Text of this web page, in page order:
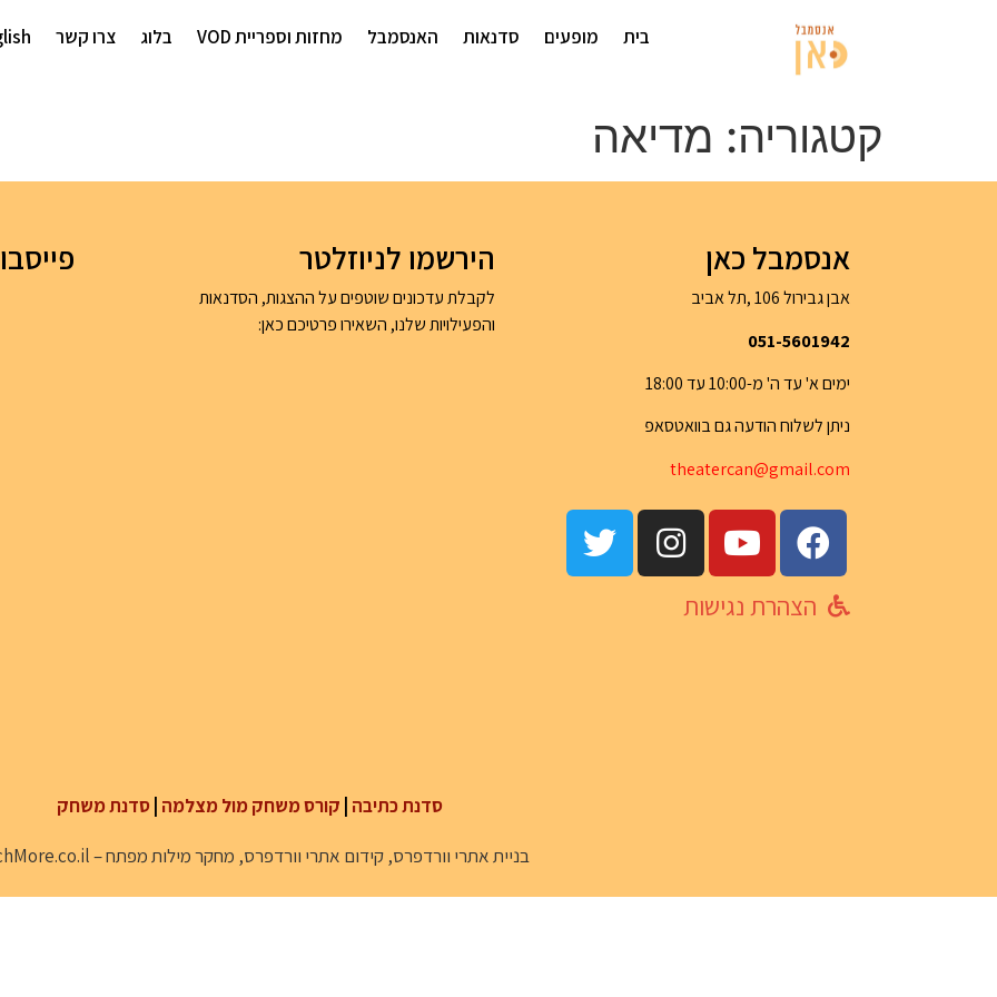
בית מופעים סדנאות האנסמבל מחזות וספריית VOD בלוג צרו קשר
קטגוריה: מדיאה
אנסמבל כאן
אבן גבירול 106 ,תל אביב
051-5601942
ימים א' עד ה' מ-10:00 עד 18:00
ניתן לשלוח הודעה גם בוואטסאפ
theatercan@gmail.com
הצהרת נגישות
הירשמו לניוזלטר
לקבלת עדכונים שוטפים על ההצגות, הסדנאות
והפעילויות שלנו, השאירו פרטיכם כאן:
סדנת כתיבה | קורס משחק מול מצלמה |סדנת משחק
בניית אתרי וורדפרס,קידום אתרי וורדפרס, מחקר מילות מפתח–